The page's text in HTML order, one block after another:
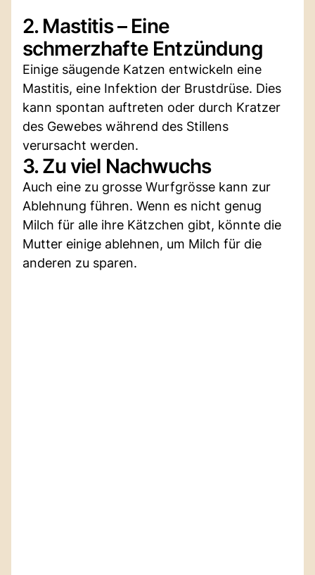
2. Mastitis – Eine
schmerzhafte Entzündung
Einige säugende Katzen entwickeln eine
Mastitis, eine Infektion der Brustdrüse. Dies
kann spontan auftreten oder durch Kratzer
des Gewebes während des Stillens
verursacht werden.
3. Zu viel Nachwuchs
Auch eine zu grosse Wurfgrösse kann zur
Ablehnung führen. Wenn es nicht genug
Milch für alle ihre Kätzchen gibt, könnte die
Mutter einige ablehnen, um Milch für die
anderen zu sparen.